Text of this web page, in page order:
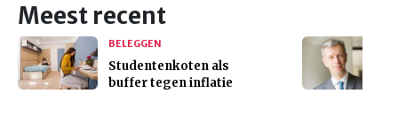
Meest recent
BELEGGEN
Studentenkoten als
buffer tegen inflatie